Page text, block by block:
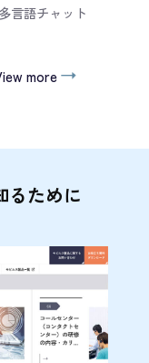
多言語チャット
more
るために